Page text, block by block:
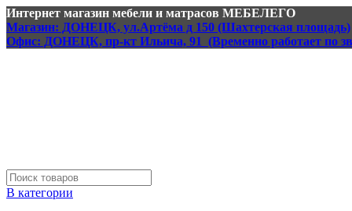
Интернет магазин мебели и матрасов МЕБЕЛЕГО
Магазин: ДОНЕЦК, ул.Артёма д 150 (Шахтерская площадь)
Офис: ДОНЕЦК, пр-кт Ильича, 91 (Временно работает по
В категории